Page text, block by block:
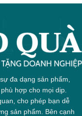
đa dạng sản phẩm,
hợp cho mọi dịp.
cho phép bạn dễ
sản phẩm. Bên cạnh